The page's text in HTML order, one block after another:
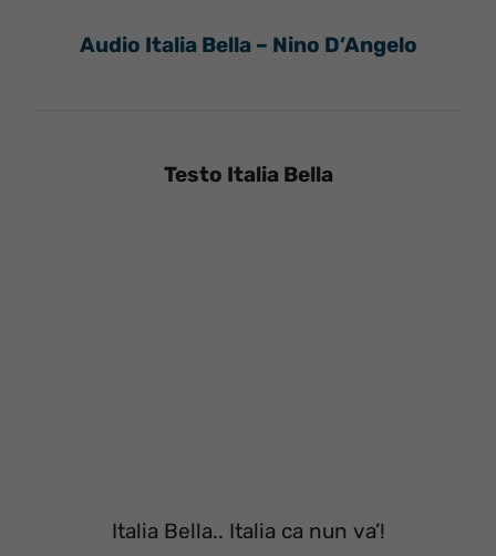
Audio Italia Bella – Nino D’Angelo
Testo Italia Bella
Italia Bella.. Italia ca nun va’!